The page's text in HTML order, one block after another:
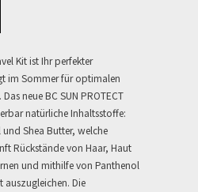
Kit ist Ihr perfekter
im Sommer für optimalen
neue BC SUN PROTECT
natürliche Inhaltsstoffe:
Shea Butter, welche
Rückstände von Haar, Haut
und mithilfe von Panthenol
auszugleichen. Die